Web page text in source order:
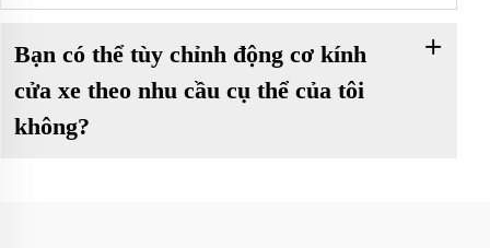
Bạn có thể tùy chỉnh động cơ kính
cửa xe theo nhu cầu cụ thể của tôi
không?